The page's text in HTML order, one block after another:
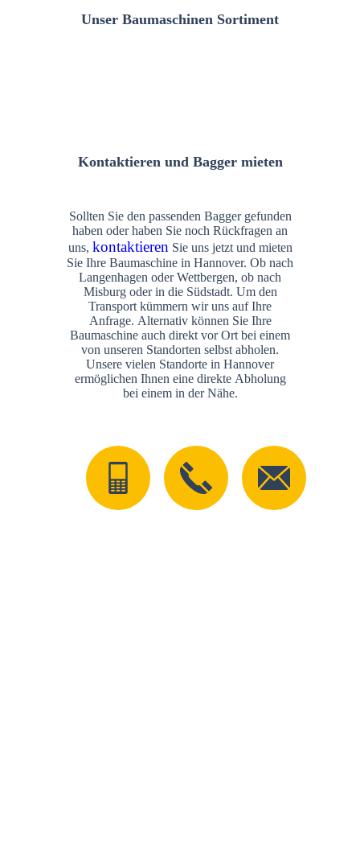
Unser Baumaschinen Sortiment
Kontaktieren und Bagger mieten
Sollten Sie den passenden Bagger gefunden
haben oder haben Sie noch Rückfragen an
uns, kontaktieren Sie uns jetzt und mieten
Sie Ihre Baumaschine in Hannover. Ob nach
Langenhagen oder Wettbergen, ob nach
Misburg oder in die Südstadt. Um den
Transport kümmern wir uns auf Ihre
Anfrage. Alternativ können Sie Ihre
Baumaschine auch direkt vor Ort bei einem
von unseren Standorten selbst abholen.
Unsere vielen Standorte in Hannover
ermöglichen Ihnen eine direkte Abholung
bei einem in der Nähe.